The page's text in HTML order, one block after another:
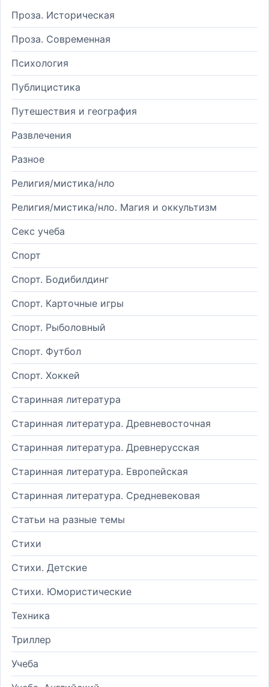
Проза. Историческая
Проза. Современная
Психология
Публицистика
Путешествия и география
Развлечения
Разное
Религия/мистика/нло
Религия/мистика/нло. Магия и оккультизм
Секс учеба
Спорт
Спорт. Бодибилдинг
Спорт. Карточные игры
Спорт. Рыболовный
Спорт. Футбол
Спорт. Хоккей
Старинная литература
Старинная литература. Древневосточная
Старинная литература. Древнерусская
Старинная литература. Европейская
Старинная литература. Средневековая
Статьи на разные темы
Стихи
Стихи. Детские
Стихи. Юмористические
Техника
Триллер
Учеба